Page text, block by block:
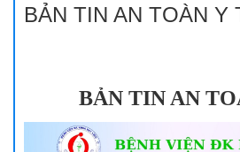
BẢN TIN AN TOÀN Y
BẢN TIN AN